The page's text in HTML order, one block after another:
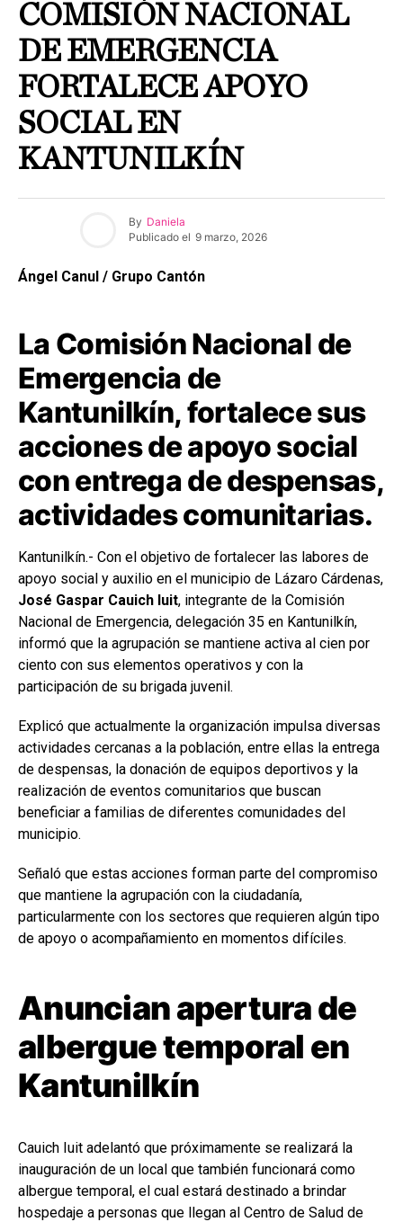
COMISIÓN NACIONAL
DE EMERGENCIA
FORTALECE APOYO
SOCIAL EN
KANTUNILKÍN
By Daniela
Publicado el 9 marzo, 2026
Ángel Canul / Grupo Cantón
La Comisión Nacional de
Emergencia de
Kantunilkín, fortalece sus
acciones de apoyo social
con entrega de despensas,
actividades comunitarias.
Kantunilkín.- Con el objetivo de fortalecer las labores de
apoyo social y auxilio en el municipio de Lázaro Cárdenas,
José Gaspar Cauich Iuit, integrante de la Comisión
Nacional de Emergencia, delegación 35 en Kantunilkín,
informó que la agrupación se mantiene activa al cien por
ciento con sus elementos operativos y con la
participación de su brigada juvenil.
Explicó que actualmente la organización impulsa diversas
actividades cercanas a la población, entre ellas la entrega
de despensas, la donación de equipos deportivos y la
realización de eventos comunitarios que buscan
beneficiar a familias de diferentes comunidades del
municipio.
Señaló que estas acciones forman parte del compromiso
que mantiene la agrupación con la ciudadanía,
particularmente con los sectores que requieren algún tipo
de apoyo o acompañamiento en momentos difíciles.
Anuncian apertura de
albergue temporal en
Kantunilkín
Cauich Iuit adelantó que próximamente se realizará la
inauguración de un local que también funcionará como
albergue temporal, el cual estará destinado a brindar
hospedaje a personas que llegan al Centro de Salud de